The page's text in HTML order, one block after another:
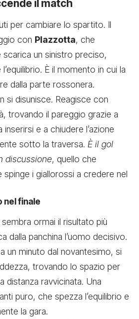
il match
per cambiare lo spartito. Il
con Plazzotta, che
scarica un sinistro preciso,
È il momento in cui la
dalla parte rossonera.
si disunisce. Reagisce con
trovando il pareggio grazie a
inserirsi e a chiudere l’azione
sotto la traversa. È il gol
discussione, quello che
i giallorossi a credere nel
nel finale
ormai il risultato più
dalla panchina l’uomo decisivo.
un minuto dal novantesimo, si
trovando lo spazio per
distanza ravvicinata. Una
puro, che spezza l’equilibrio e
la gara.